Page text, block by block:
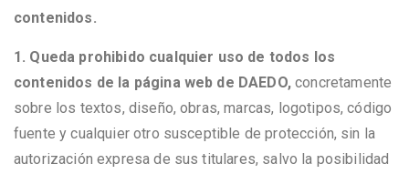
contenidos.
1. Queda prohibido cualquier uso de todos los
contenidos de la página web de DAEDO,concretamente
sobre los textos, diseño, obras, marcas, logotipos, código
fuente y cualquier otro susceptible de protección, sin la
autorización expresa de sus titulares, salvo la posibilidad